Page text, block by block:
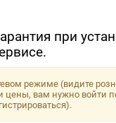
при
режиме (видите
цены, вам нужно войти